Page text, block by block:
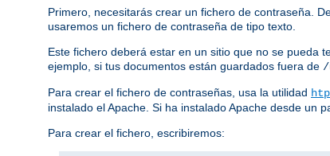
Primero, necesitarás crear un fichero de contraseña.
usaremos un fichero de contraseña de tipo texto.
Este fichero deberá estar en un sitio que no se pueda
ejemplo, si tus documentos están guardados fuera de /
Para crear el fichero de contraseñas, usa la utilidad
instalado el Apache. Si ha instalado Apache desde un
Para crear el fichero, escribiremos: